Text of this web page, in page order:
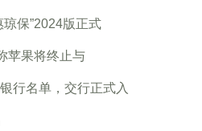
保”2024版正式
苹果将终止与
行名单，交行正式入